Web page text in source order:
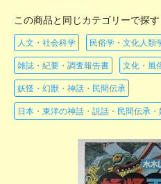
この商品と同じカテゴリーで探す
人文・社会科学 民俗学・文化人類
雑誌・紀要・調査報告書 文化・風
妖怪・幻獣・神話・民間伝承
日本・東洋の神話・説話・民間伝承・